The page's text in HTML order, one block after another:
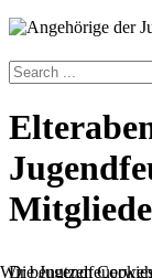
Die
Wir benutzen